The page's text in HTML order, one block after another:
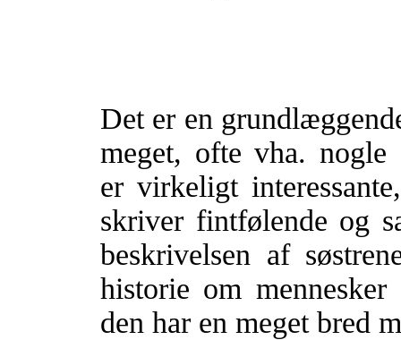
Det er en
meget, ofte vha. nogle
er virkeligt
skriver fintfølende og
beskrivelsen af
historie om
den har en meget bred